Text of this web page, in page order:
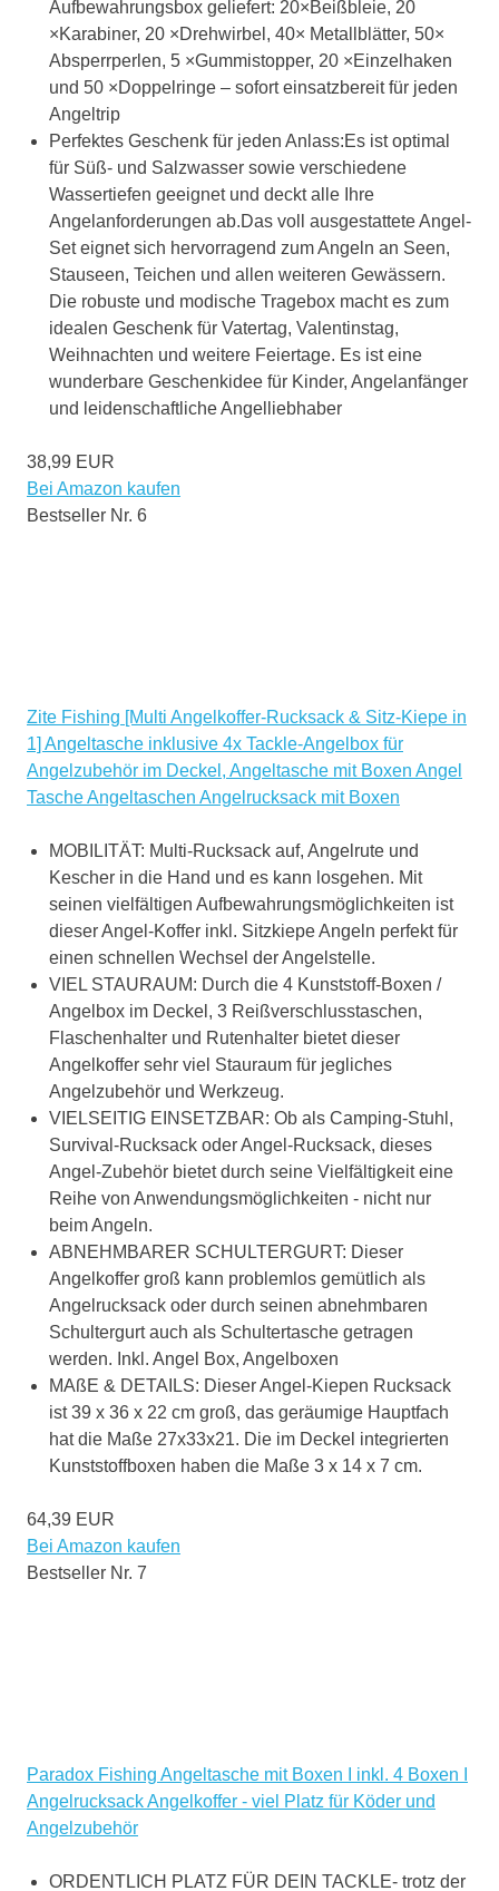
Aufbewahrungsbox geliefert: 20×Beißbleie, 20
×Karabiner, 20 ×Drehwirbel, 40× Metallblätter, 50×
Absperrperlen, 5 ×Gummistopper, 20 ×Einzelhaken
und 50 ×Doppelringe – sofort einsatzbereit für jeden
Angeltrip
Perfektes Geschenk für jeden Anlass:Es ist optimal
für Süß- und Salzwasser sowie verschiedene
Wassertiefen geeignet und deckt alle Ihre
Angelanforderungen ab.Das voll ausgestattete Angel-
Set eignet sich hervorragend zum Angeln an Seen,
Stauseen, Teichen und allen weiteren Gewässern.
Die robuste und modische Tragebox macht es zum
idealen Geschenk für Vatertag, Valentinstag,
Weihnachten und weitere Feiertage. Es ist eine
wunderbare Geschenkidee für Kinder, Angelanfänger
und leidenschaftliche Angelliebhaber
38,99 EUR
Bei Amazon kaufen
Bestseller Nr. 6
Zite Fishing [Multi Angelkoffer-Rucksack & Sitz-Kiepe in
1] Angeltasche inklusive 4x Tackle-Angelbox für
Angelzubehör im Deckel, Angeltasche mit Boxen Angel
Tasche Angeltaschen Angelrucksack mit Boxen
MOBILITÄT: Multi-Rucksack auf, Angelrute und
Kescher in die Hand und es kann losgehen. Mit
seinen vielfältigen Aufbewahrungsmöglichkeiten ist
dieser Angel-Koffer inkl. Sitzkiepe Angeln perfekt für
einen schnellen Wechsel der Angelstelle.
VIEL STAURAUM: Durch die 4 Kunststoff-Boxen /
Angelbox im Deckel, 3 Reißverschlusstaschen,
Flaschenhalter und Rutenhalter bietet dieser
Angelkoffer sehr viel Stauraum für jegliches
Angelzubehör und Werkzeug.
VIELSEITIG EINSETZBAR: Ob als Camping-Stuhl,
Survival-Rucksack oder Angel-Rucksack, dieses
Angel-Zubehör bietet durch seine Vielfältigkeit eine
Reihe von Anwendungsmöglichkeiten - nicht nur
beim Angeln.
ABNEHMBARER SCHULTERGURT: Dieser
Angelkoffer groß kann problemlos gemütlich als
Angelrucksack oder durch seinen abnehmbaren
Schultergurt auch als Schultertasche getragen
werden. Inkl. Angel Box, Angelboxen
MAßE & DETAILS: Dieser Angel-Kiepen Rucksack
ist 39 x 36 x 22 cm groß, das geräumige Hauptfach
hat die Maße 27x33x21. Die im Deckel integrierten
Kunststoffboxen haben die Maße 3 x 14 x 7 cm.
64,39 EUR
Bei Amazon kaufen
Bestseller Nr. 7
Paradox Fishing Angeltasche mit Boxen I inkl. 4 Boxen I
Angelrucksack Angelkoffer - viel Platz für Köder und
Angelzubehör
ORDENTLICH PLATZ FÜR DEIN TACKLE- trotz der